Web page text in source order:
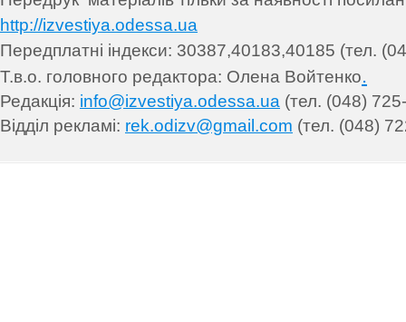
http://izvestiya.odessa.ua
Передплатні індекси: 30387,40183,40185 (тел.
Т.в.о. головного редактора: Олена Войтенко.
Редакція: info@izvestiya.odessa.ua (тел. (048)
Відділ рекламі: rek.odizv@gmail.com (тел. (048)